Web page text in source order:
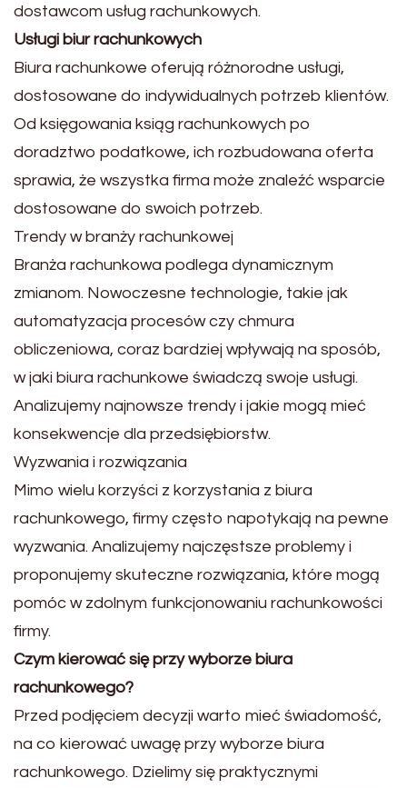
dostawcom usług rachunkowych.
Usługi biur rachunkowych
Biura rachunkowe oferują różnorodne usługi,
dostosowane do indywidualnych potrzeb klientów.
Od księgowania ksiąg rachunkowych po
doradztwo podatkowe, ich rozbudowana oferta
sprawia, że wszystka firma może znaleźć wsparcie
dostosowane do swoich potrzeb.
Trendy w branży rachunkowej
Branża rachunkowa podlega dynamicznym
zmianom. Nowoczesne technologie, takie jak
automatyzacja procesów czy chmura
obliczeniowa, coraz bardziej wpływają na sposób,
w jaki biura rachunkowe świadczą swoje usługi.
Analizujemy najnowsze trendy i jakie mogą mieć
konsekwencje dla przedsiębiorstw.
Wyzwania i rozwiązania
Mimo wielu korzyści z korzystania z biura
rachunkowego, firmy często napotykają na pewne
wyzwania. Analizujemy najczęstsze problemy i
proponujemy skuteczne rozwiązania, które mogą
pomóc w zdolnym funkcjonowaniu rachunkowości
firmy.
Czym kierować się przy wyborze biura
rachunkowego?
Przed podjęciem decyzji warto mieć świadomość,
na co kierować uwagę przy wyborze biura
rachunkowego. Dzielimy się praktycznymi